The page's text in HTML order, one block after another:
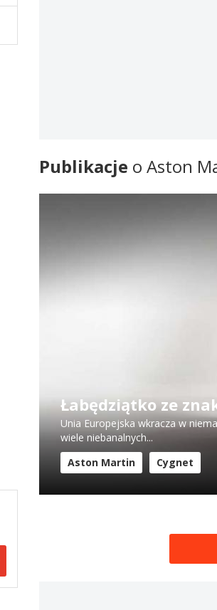
Publikacje o Aston
Łabędziątko ze
Unia Europejska wkracza w
wiele niebanalnych...
Aston Martin
Cygnet